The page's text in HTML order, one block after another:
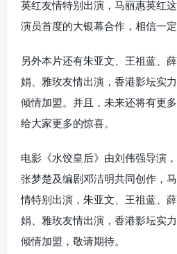
英红友情特别出演，马丽惠英红
演员首度的大银幕合作，相信一
另外本片还有朱亚文、王祖蓝、
娟、雅玫友情出演，香港影坛实
倾情加盟。并且，未来还将有更
给大家更多的惊喜。
电影《水饺皇后》由刘伟强导演
张梦楚及编剧邓洁明共同创作，
情特别出演，朱亚文、王祖蓝、
娟、雅玫友情出演，香港影坛实
倾情加盟，敬请期待。